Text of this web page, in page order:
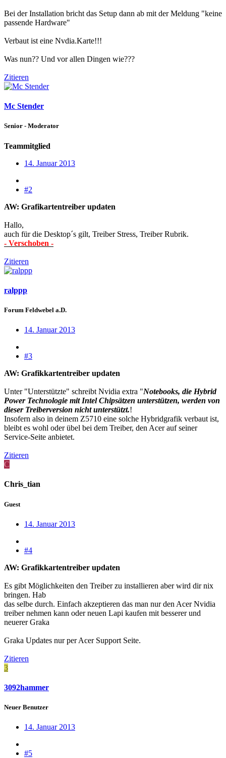
Bei der Installation bricht das Setup dann ab mit der Meldung "keine
passende Hardware"
Verbaut ist eine Nvdia.Karte!!!
Was nun?? Und vor allen Dingen wie???
Zitieren
Mc Stender
Senior - Moderator
Teammitglied
14. Januar 2013
#2
AW: Grafikartentreiber updaten
Hallo,
auch für die Desktop´s gilt, Treiber Stress, Treiber Rubrik.
- Verschoben -
Zitieren
ralppp
Forum Feldwebel a.D.
14. Januar 2013
#3
AW: Grafikkartentreiber updaten
Unter "Unterstützte" schreibt Nvidia extra "Notebooks, die Hybrid
Power Technologie mit Intel Chipsätzen unterstützen, werden von
dieser Treiberversion nicht unterstützt.!
Insofern also in deinem Z5710 eine solche Hybridgrafik verbaut ist,
bleibt es wohl oder übel bei dem Treiber, den Acer auf seiner
Service-Seite anbietet.
Zitieren
C
Chris_tian
Guest
14. Januar 2013
#4
AW: Grafikkartentreiber updaten
Es gibt Möglichkeiten den Treiber zu installieren aber wird dir nix
bringen. Hab
das selbe durch. Einfach akzeptieren das man nur den Acer Nvidia
treiber nehmen kann oder neuen Lapi kaufen mit besserer und
neuerer Graka
Graka Updates nur per Acer Support Seite.
Zitieren
3
3092hammer
Neuer Benutzer
14. Januar 2013
#5